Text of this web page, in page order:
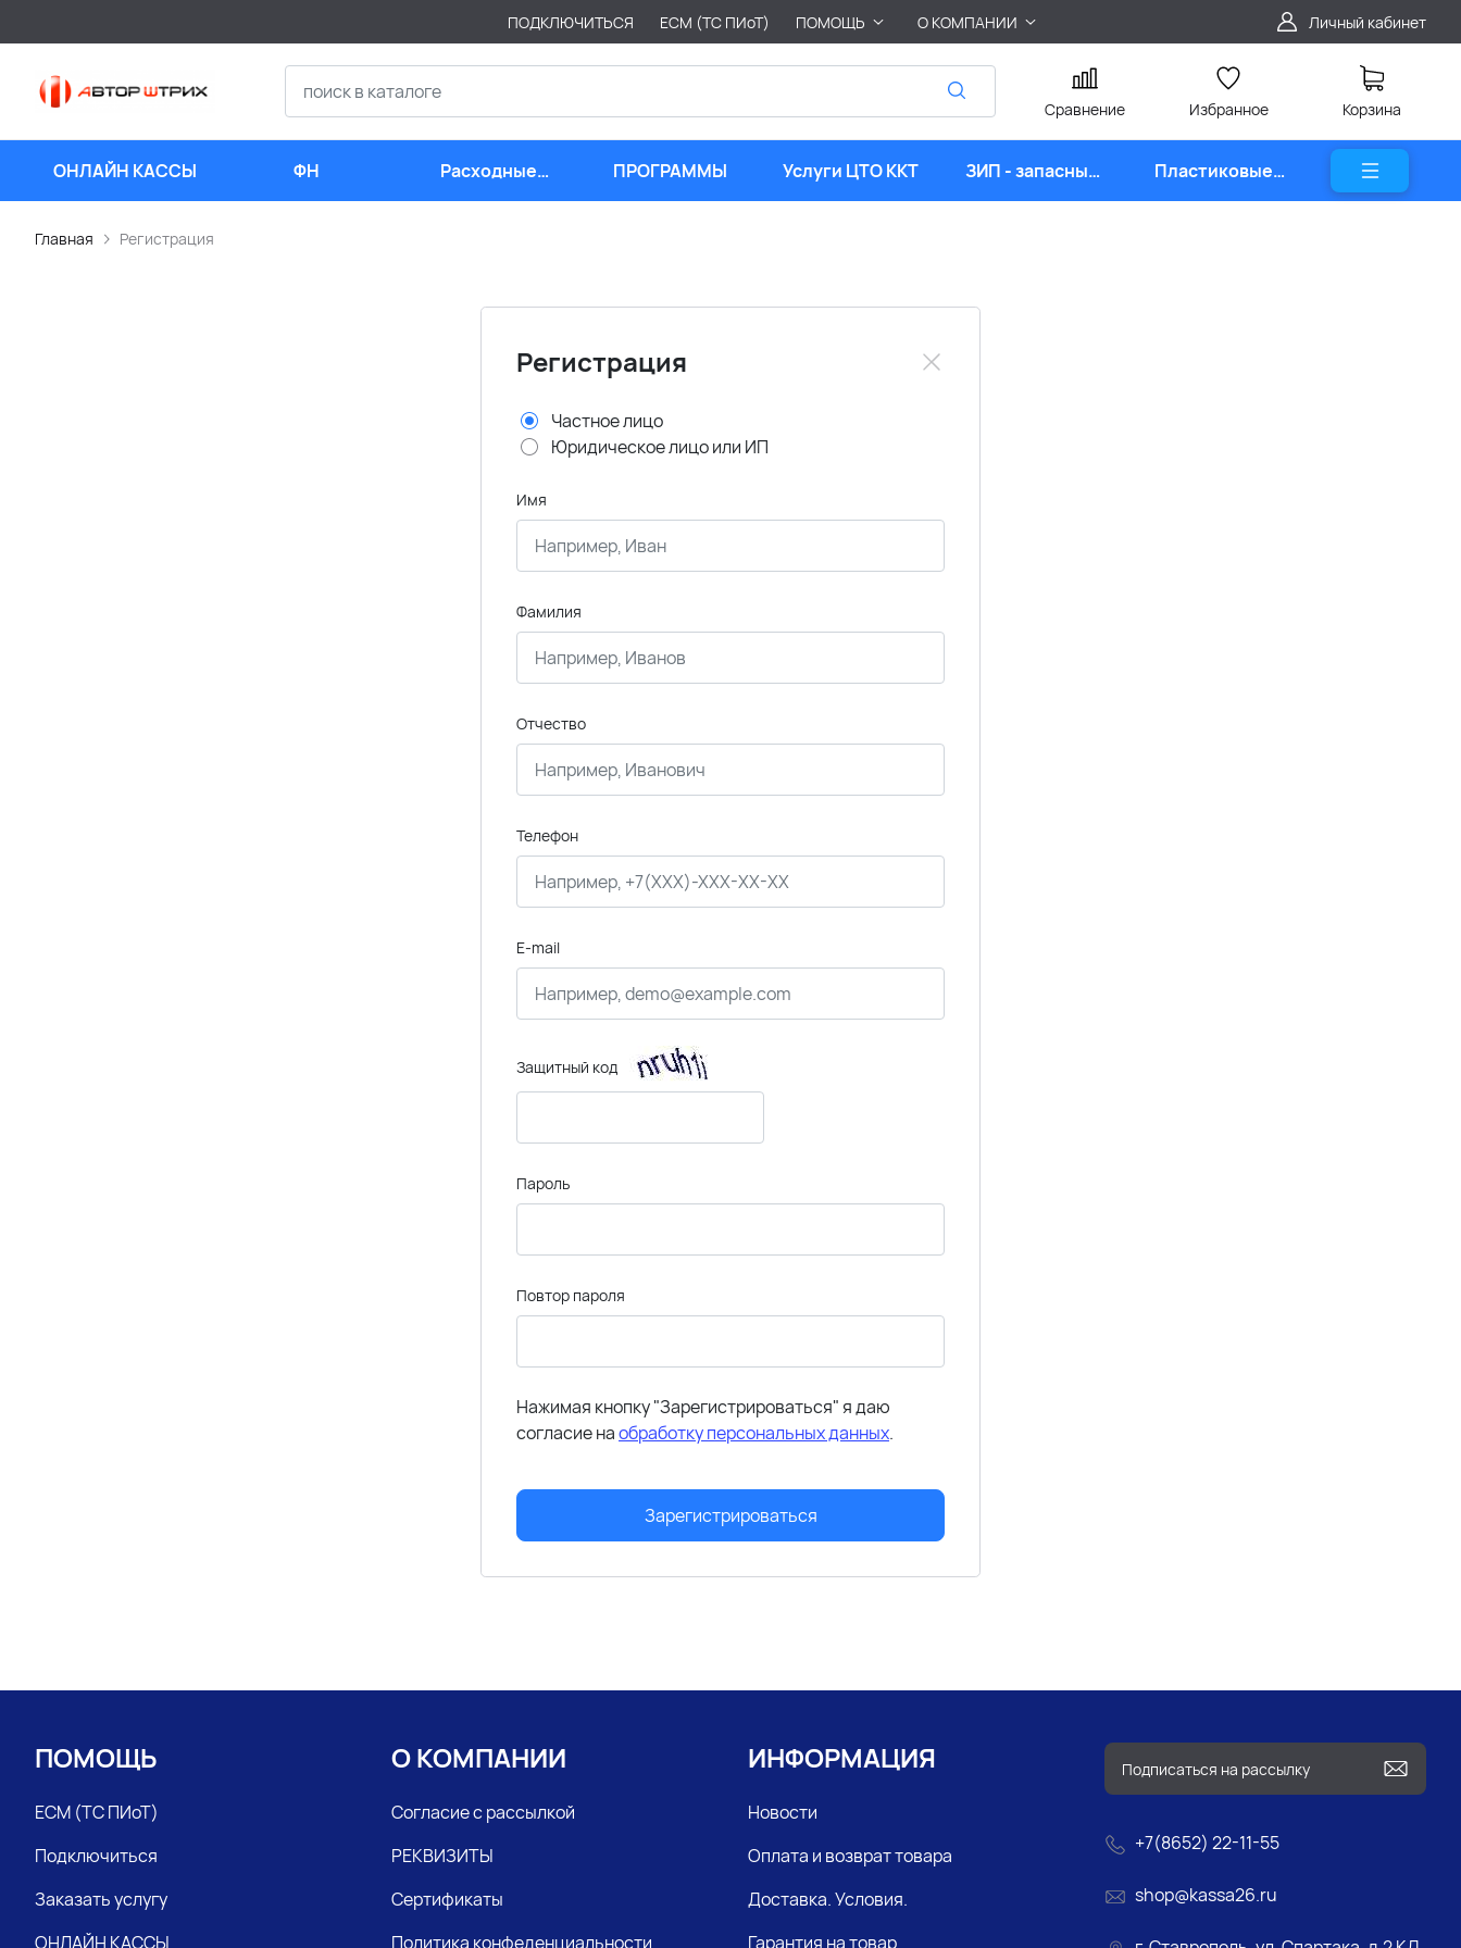
ПОДКЛЮЧИТЬСЯ ЕСМ (ТС ПИоТ) ПОМОЩЬ О КОМПАНИИ Личный кабинет
Сравнение Избранное Корзина
ОНЛАЙН КАССЫ ФН
Расходные
материалы
ПРОГРАММЫ Услуги ЦТО ККТ
ЗИП - запасные
части
Пластиковые
карты
Главная Регистрация
Регистрация
Частное лицо
Юридическое лицо или ИП
Имя
Фамилия
Отчество
Телефон
E-mail
Защитный код
Пароль
Повтор пароля
Нажимая кнопку "Зарегистрироваться" я даю
согласие наобработку персональных данных.
Зарегистрироваться
ПОМОЩЬ
ЕСМ (ТС ПИоТ)
Подключиться
Заказать услугу
ОНЛАЙН КАССЫ
+7(8652) 22-11-55
shop@kassa26.ru
О КОМПАНИИ
Согласие с рассылкой
РЕКВИЗИТЫ
Сертификаты
Политика конфеденциальности
ИНФОРМАЦИЯ
Новости
Оплата и возврат товара
Доставка. Условия.
Гарантия на товар